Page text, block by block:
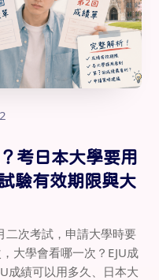
考日本大學要用
驗有效期限與大
二次考試，申請大學時要
大學會看哪一次？EJU成
成績可以用多久、日本大